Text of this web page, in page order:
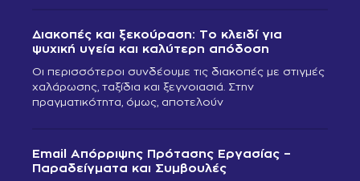
Διακοπές και ξεκούραση: Το κλειδί για
ψυχική υγεία και καλύτερη απόδοση
Οι περισσότεροι συνδέουμε τις διακοπές με στιγμές
χαλάρωσης, ταξίδια και ξεγνοιασιά. Στην
πραγματικότητα, όμως, αποτελούν
Email Απόρριψης Πρότασης Εργασίας –
Παραδείγματα και Συμβουλές